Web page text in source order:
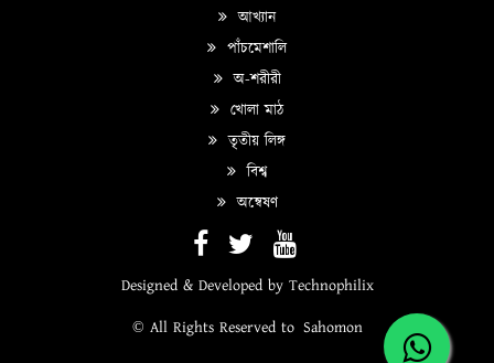
আখ্যান
পাঁচমেশালি
অ-শরীরী
খোলা মাঠ
তৃতীয় লিঙ্গ
বিশ্ব
অন্বেষণ
Designed & Developed by Technophilix
© All Rights Reserved to Sahomon